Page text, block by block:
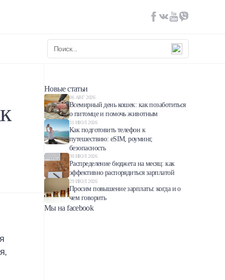
Новые статьи
06 АВГ 2026
Всемирный день кошек: как позаботиться
о питомце и помочь животным
31 ИЮЛ 2026
Как подготовить телефон к
путешествию: eSIM, роуминг,
безопасность
30 ИЮЛ 2026
Распределение бюджета на месяц: как
эффективно распорядиться зарплатой
29 ИЮЛ 2026
Просим повышение зарплаты: когда и о
чем говорить
Мы на facebook